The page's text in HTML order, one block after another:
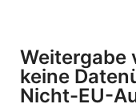
Weitergabe
keine
Nicht-EU-